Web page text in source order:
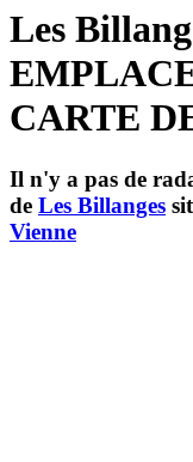
Les
CARTE
Il n'y a pas de
de Les Billanges
Vienne